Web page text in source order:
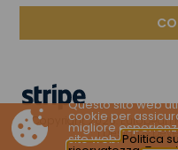
© Copyright 2026. European
| Design &
Questo sito web
cookie per
migliore
sito web.Politica